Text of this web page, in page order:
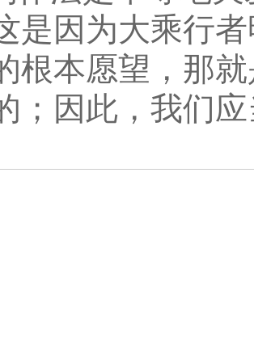
是因为大乘行
根本愿望，那
；因此，我们